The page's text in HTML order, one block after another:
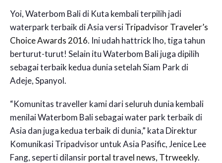
Yoi, Waterbom Bali di Kuta kembali terpilih jadi
waterpark terbaik di Asia versiTripadvisor Traveler’s
Choice Awards 2016. Ini udah hattrick lho, tiga tahun
berturut-turut! Selain itu Waterbom Bali juga dipilih
sebagai terbaik kedua dunia setelah Siam Park di
Adeje, Spanyol.
“Komunitas traveller kami dari seluruh dunia kembali
menilai Waterbom Bali sebagai water park terbaik di
Asia dan juga kedua terbaik di dunia,” kata Direktur
Komunikasi Tripadvisor untuk Asia Pasific, Jenice Lee
Fang, seperti dilansirportal travel news, Ttrweekly.